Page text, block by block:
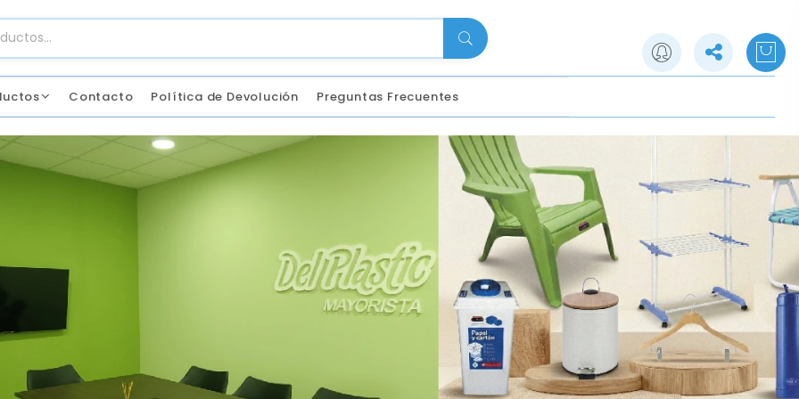
Contacto Política de Devolución Preguntas Frecuentes
casa
casa